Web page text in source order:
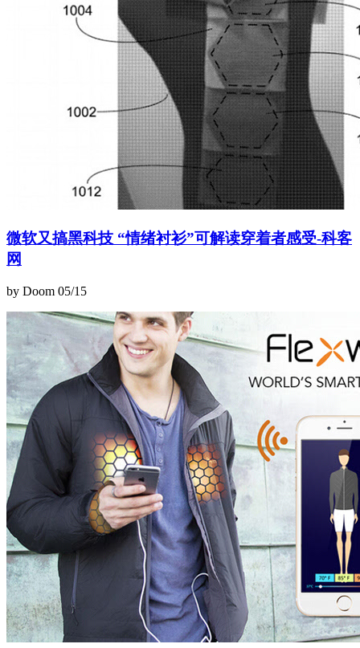
微软又搞黑科技 “情绪衬衫”可解读穿着者感受-科客
网
by Doom 05/15